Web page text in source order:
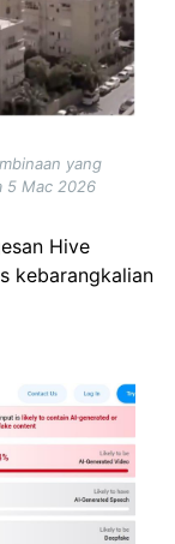
yang
5 Mac 2026
Hive
kebarangkalian